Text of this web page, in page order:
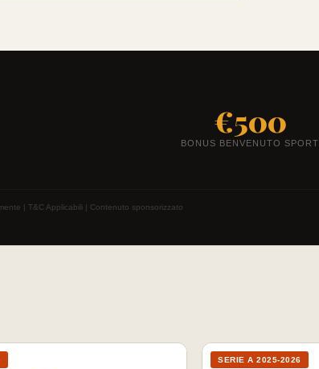
€500
BONUS BENVENUTO SPORT
| T&C Applicabili | Contenuto sponsorizzato
SERIE A 2025-2026